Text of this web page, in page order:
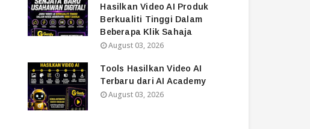
Hasilkan Video AI Produk
Berkualiti Tinggi Dalam
Beberapa Klik Sahaja
August 03, 2026
Tools Hasilkan Video AI
Terbaru dari AI Academy
August 03, 2026